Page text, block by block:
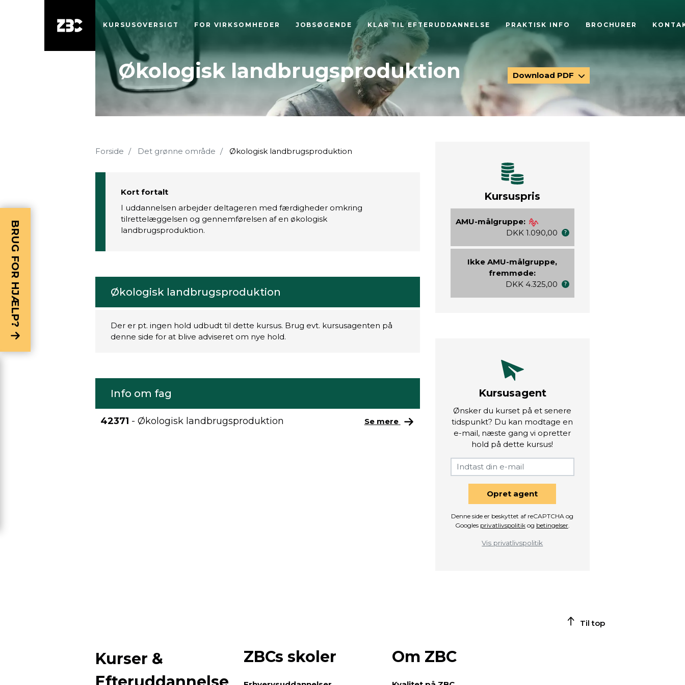
KURSUSOVERSIGT FOR VIRKSOMHEDER JOBSØGENDE KLAR TIL EFTERUDDANNELSE PRAKTISK INFO BROCHURER
Økologisk landbrugsproduktion Download PDF
Forside Det grønne område Økologisk landbrugsproduktion
Kort fortalt
I uddannelsen arbejder deltageren med færdigheder omkring
tilrettelæggelsen og gennemførelsen af en økologisk
landbrugsproduktion.
Økologisk landbrugsproduktion
Der er pt. ingen hold udbudt til dette kursus. Brug evt. kursusagenten på
denne side for at blive adviseret om nye hold.
Info om fag
42371 - Økologisk landbrugsproduktion Se mere
Kursuspris
AMU-målgruppe:
DKK 1.090,00
Ikke AMU-målgruppe,
fremmøde:
DKK 4.325,00
Kursusagent
Ønsker du kurset på et senere
tidspunkt? Du kan modtage en
e-mail, næste gang vi opretter
hold på dette kursus!
Opret agent
Denne side er beskyttet af reCAPTCHA og
Googles privatlivspolitikog betingelser.
Vis privatlivspolitik
BRUG FOR HJÆLP?
Til top
Kurser &
ZBCs skoler Om ZBC